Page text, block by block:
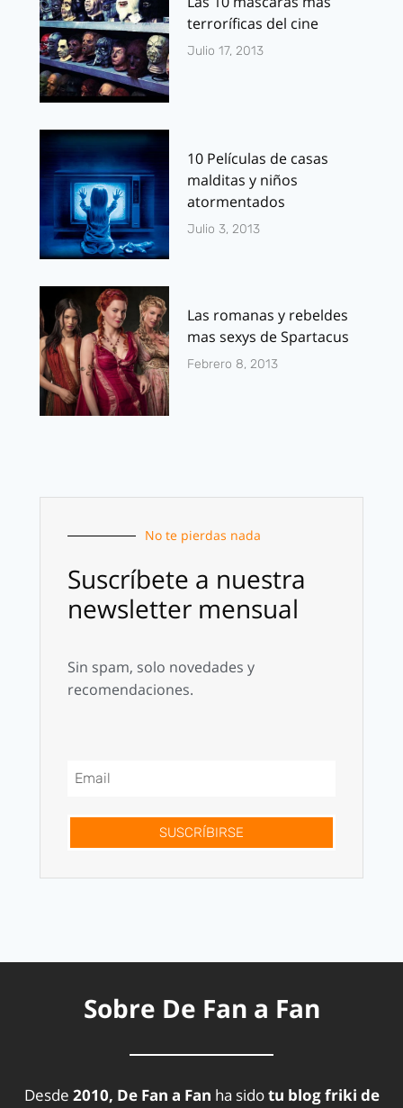
terroríficas del cine
Julio 17, 2013
10 Películas de casas
malditas y niños
atormentados
Julio 3, 2013
Las romanas y rebeldes
mas sexys de Spartacus
Febrero 8, 2013
No te pierdas nada
Suscríbete a nuestra
newsletter mensual
Sin spam, solo novedades y
recomendaciones.
SUSCRÍBIRSE
Sobre De Fan a Fan
Desde 2010, De Fan a Fan ha sidotu blog friki de